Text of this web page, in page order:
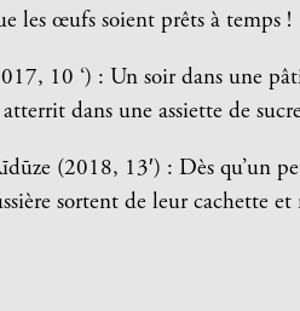
les œufs soient prêts à temps !
10 ‘) : Un soir dans une
dans une assiette de
(2018, 13′) : Dès qu’un
sortent de leur cachette